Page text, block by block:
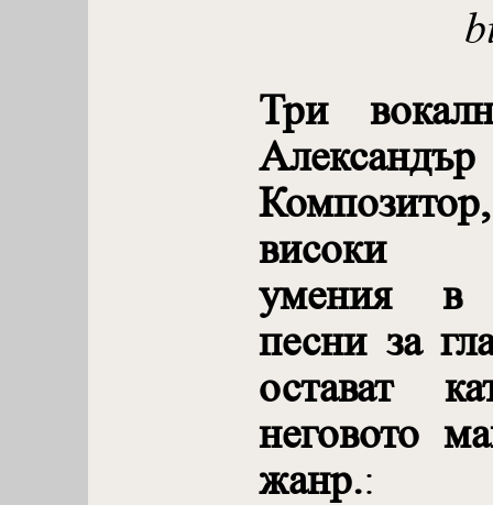
Три
високи
умения в
песни за
остават
неговото
жанр.: